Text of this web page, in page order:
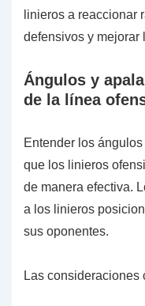
linieros a reaccionar
defensivos y mejorar
Ángulos y
de la línea
Entender los
que los linieros
de manera efectiva.
a los linieros
sus oponentes.
Las consideraciones